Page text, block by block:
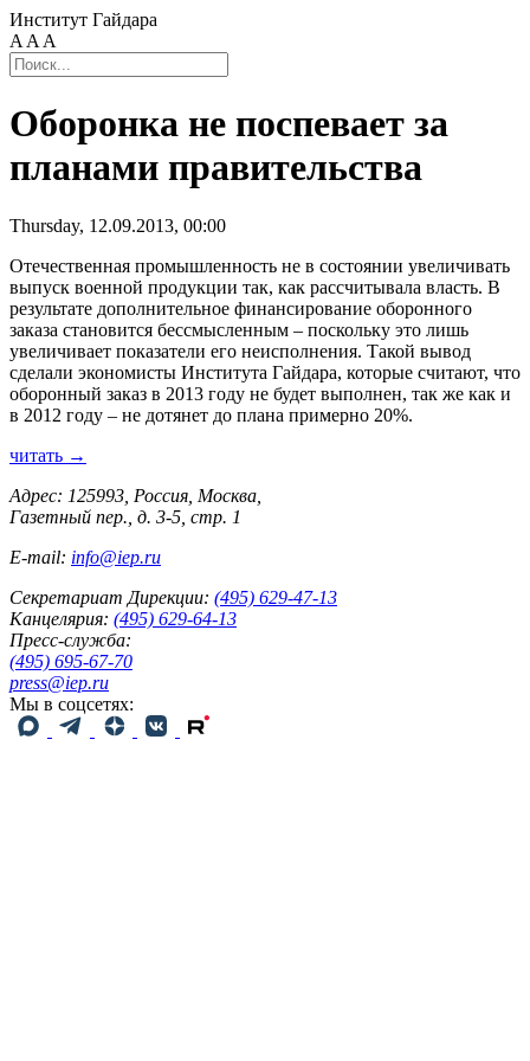
Институт Гайдара
A A A
Оборонка не поспевает за
планами правительства
Thursday, 12.09.2013, 00:00
Отечественная промышленность не в состоянии увеличивать
выпуск военной продукции так, как рассчитывала власть. В
результате дополнительное финансирование оборонного
заказа становится бессмысленным – поскольку это лишь
увеличивает показатели его неисполнения. Такой вывод
сделали экономисты Института Гайдара, которые считают, что
оборонный заказ в 2013 году не будет выполнен, так же как и
в 2012 году – не дотянет до плана примерно 20%.
читать →
Адрес: 125993, Россия, Москва,
Газетный пер., д. 3-5, стр. 1
E-mail: info@iep.ru
Секретариат Дирекции: (495) 629-47-13
Канцелярия: (495) 629-64-13
Пресс-служба:
(495) 695-67-70
press@iep.ru
Мы в соцсетях: